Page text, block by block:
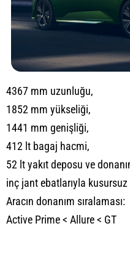
4367 mm uzunluğu,
1852 mm yükseliği,
1441 mm genişliği,
412 lt bagaj hacmi,
52 lt yakıt deposu ve
inç jant ebatlarıyla
Aracın donanım sıralaması:
Active Prime < Allure < GT